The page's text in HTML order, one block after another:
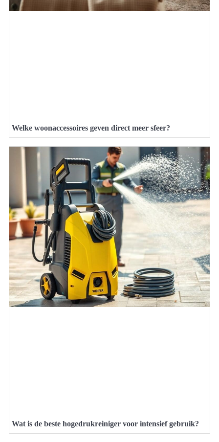
Welke woonaccessoires geven direct meer sfeer?
Wat is de beste hogedrukreiniger voor intensief gebruik?